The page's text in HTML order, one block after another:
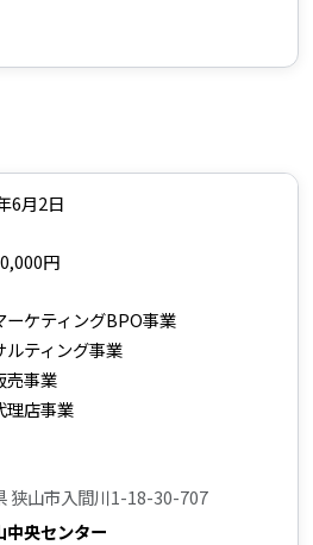
6月2日
円
ーケティングBPO事業
ルティング事業
売事業
理店事業
狭山市入間川1-18-30-707
中央センター